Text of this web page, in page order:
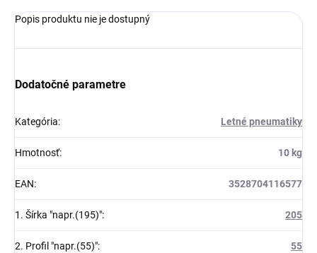
Popis produktu nie je dostupný
Dodatočné parametre
Kategória: Letné pneumatiky
Hmotnosť: 10 kg
EAN: 3528704116577
1. Šírka "napr.(195)": 205
2. Profil "napr.(55)": 55